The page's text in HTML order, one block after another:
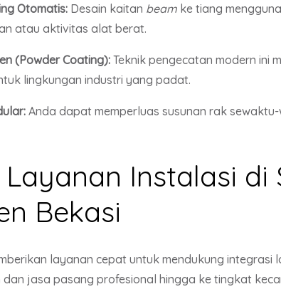
Otomatis:Desain kaitan beamke tiang
atau aktivitas alat berat.
(Powder Coating):Teknik pengecatan modern ini
lingkungan industri yang padat.
Anda dapat memperluas susunan rak
Instalasi di
Bekasi
layanan cepat untuk mendukung integrasi
dan jasa pasang profesional hingga ke tingkat